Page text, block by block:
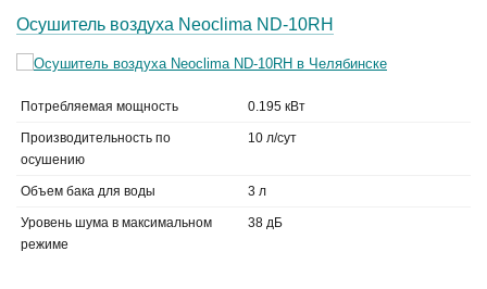
Осушитель воздуха Neoclima ND-10RH
Потребляемая мощность 0.195 кВт
Производительность по
осушению
10 л/сут
Объем бака для воды 3 л
Уровень шума в максимальном
режиме
38 дБ